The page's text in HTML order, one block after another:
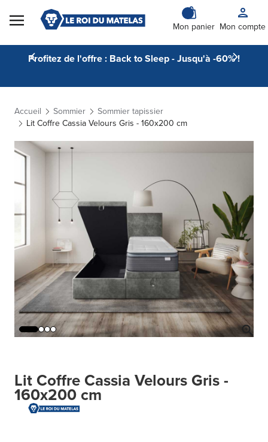
Skip to Content
Mon panier Mon compte
Profitez de l'offre : Back to Sleep - Jusqu'à -60% !
Accueil Sommier
Sommier tapissier
Lit Coffre Cassia Velours Gris - 160x200 cm
Lit Coffre Cassia Velours Gris -
160x200 cm